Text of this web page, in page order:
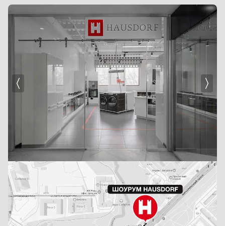
снабжены различными функциями, позволяющими настроить режим
приготовления и вручную и внести больше разнообразия в ваш рацион. Все
пароварки бренда изготавливаются из качественных материалов
и соответствуют высоким техническим стандартам. Продукция славится
своим сроком эксплуатации, который обусловлен бдительным контролем
за всеми этапами производства.
Пароварки имеют функцию программирования рецептов. Это значит, что
нужно настроить все необходимые параметры для конкретного блюда, а потом
их просто сохранить — и при повторном приготовлении нужно будет лишь
выбрать нужный рецепт в памяти устройства. Использование современных
технологий позволяет легко готовить полезную для здоровья пищу
и отказаться от использования вредных продуктов.